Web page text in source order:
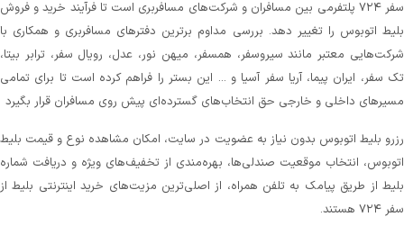
سفر ۷۲۴ پلتفرمی بین مسافران و شرکت‌های مسافربری است تا فرآیند خرید و فروش
بلیط اتوبوس را تغییر دهد. بررسی مداوم برترین دفترهای مسافربری و همکاری با
شرکت‌هایی معتبر مانند سیروسفر، همسفر، میهن‌ نور، عدل، رویال سفر، ترابر بیتا،
تک سفر، ایران پیما، آریا سفر آسیا و ... این بستر را فراهم کرده است تا برای تمامی
مسیرهای داخلی و خارجی حق انتخاب‌های گسترده‌ای پیش روی مسافران قرار بگیرد
رزرو بلیط اتوبوس بدون نیاز به عضویت در سایت، امکان مشاهده نوع و قیمت بلیط
اتوبوس، انتخاب موقعیت صندلی‌ها، بهره‌مندی از تخفیف‌های ویژه و دریافت شماره‌
بلیط از طریق پیامک به تلفن همراه، از اصلی‌ترین مزیت‌های خرید اینترنتی بلیط از
سفر ۷۲۴ هستند.